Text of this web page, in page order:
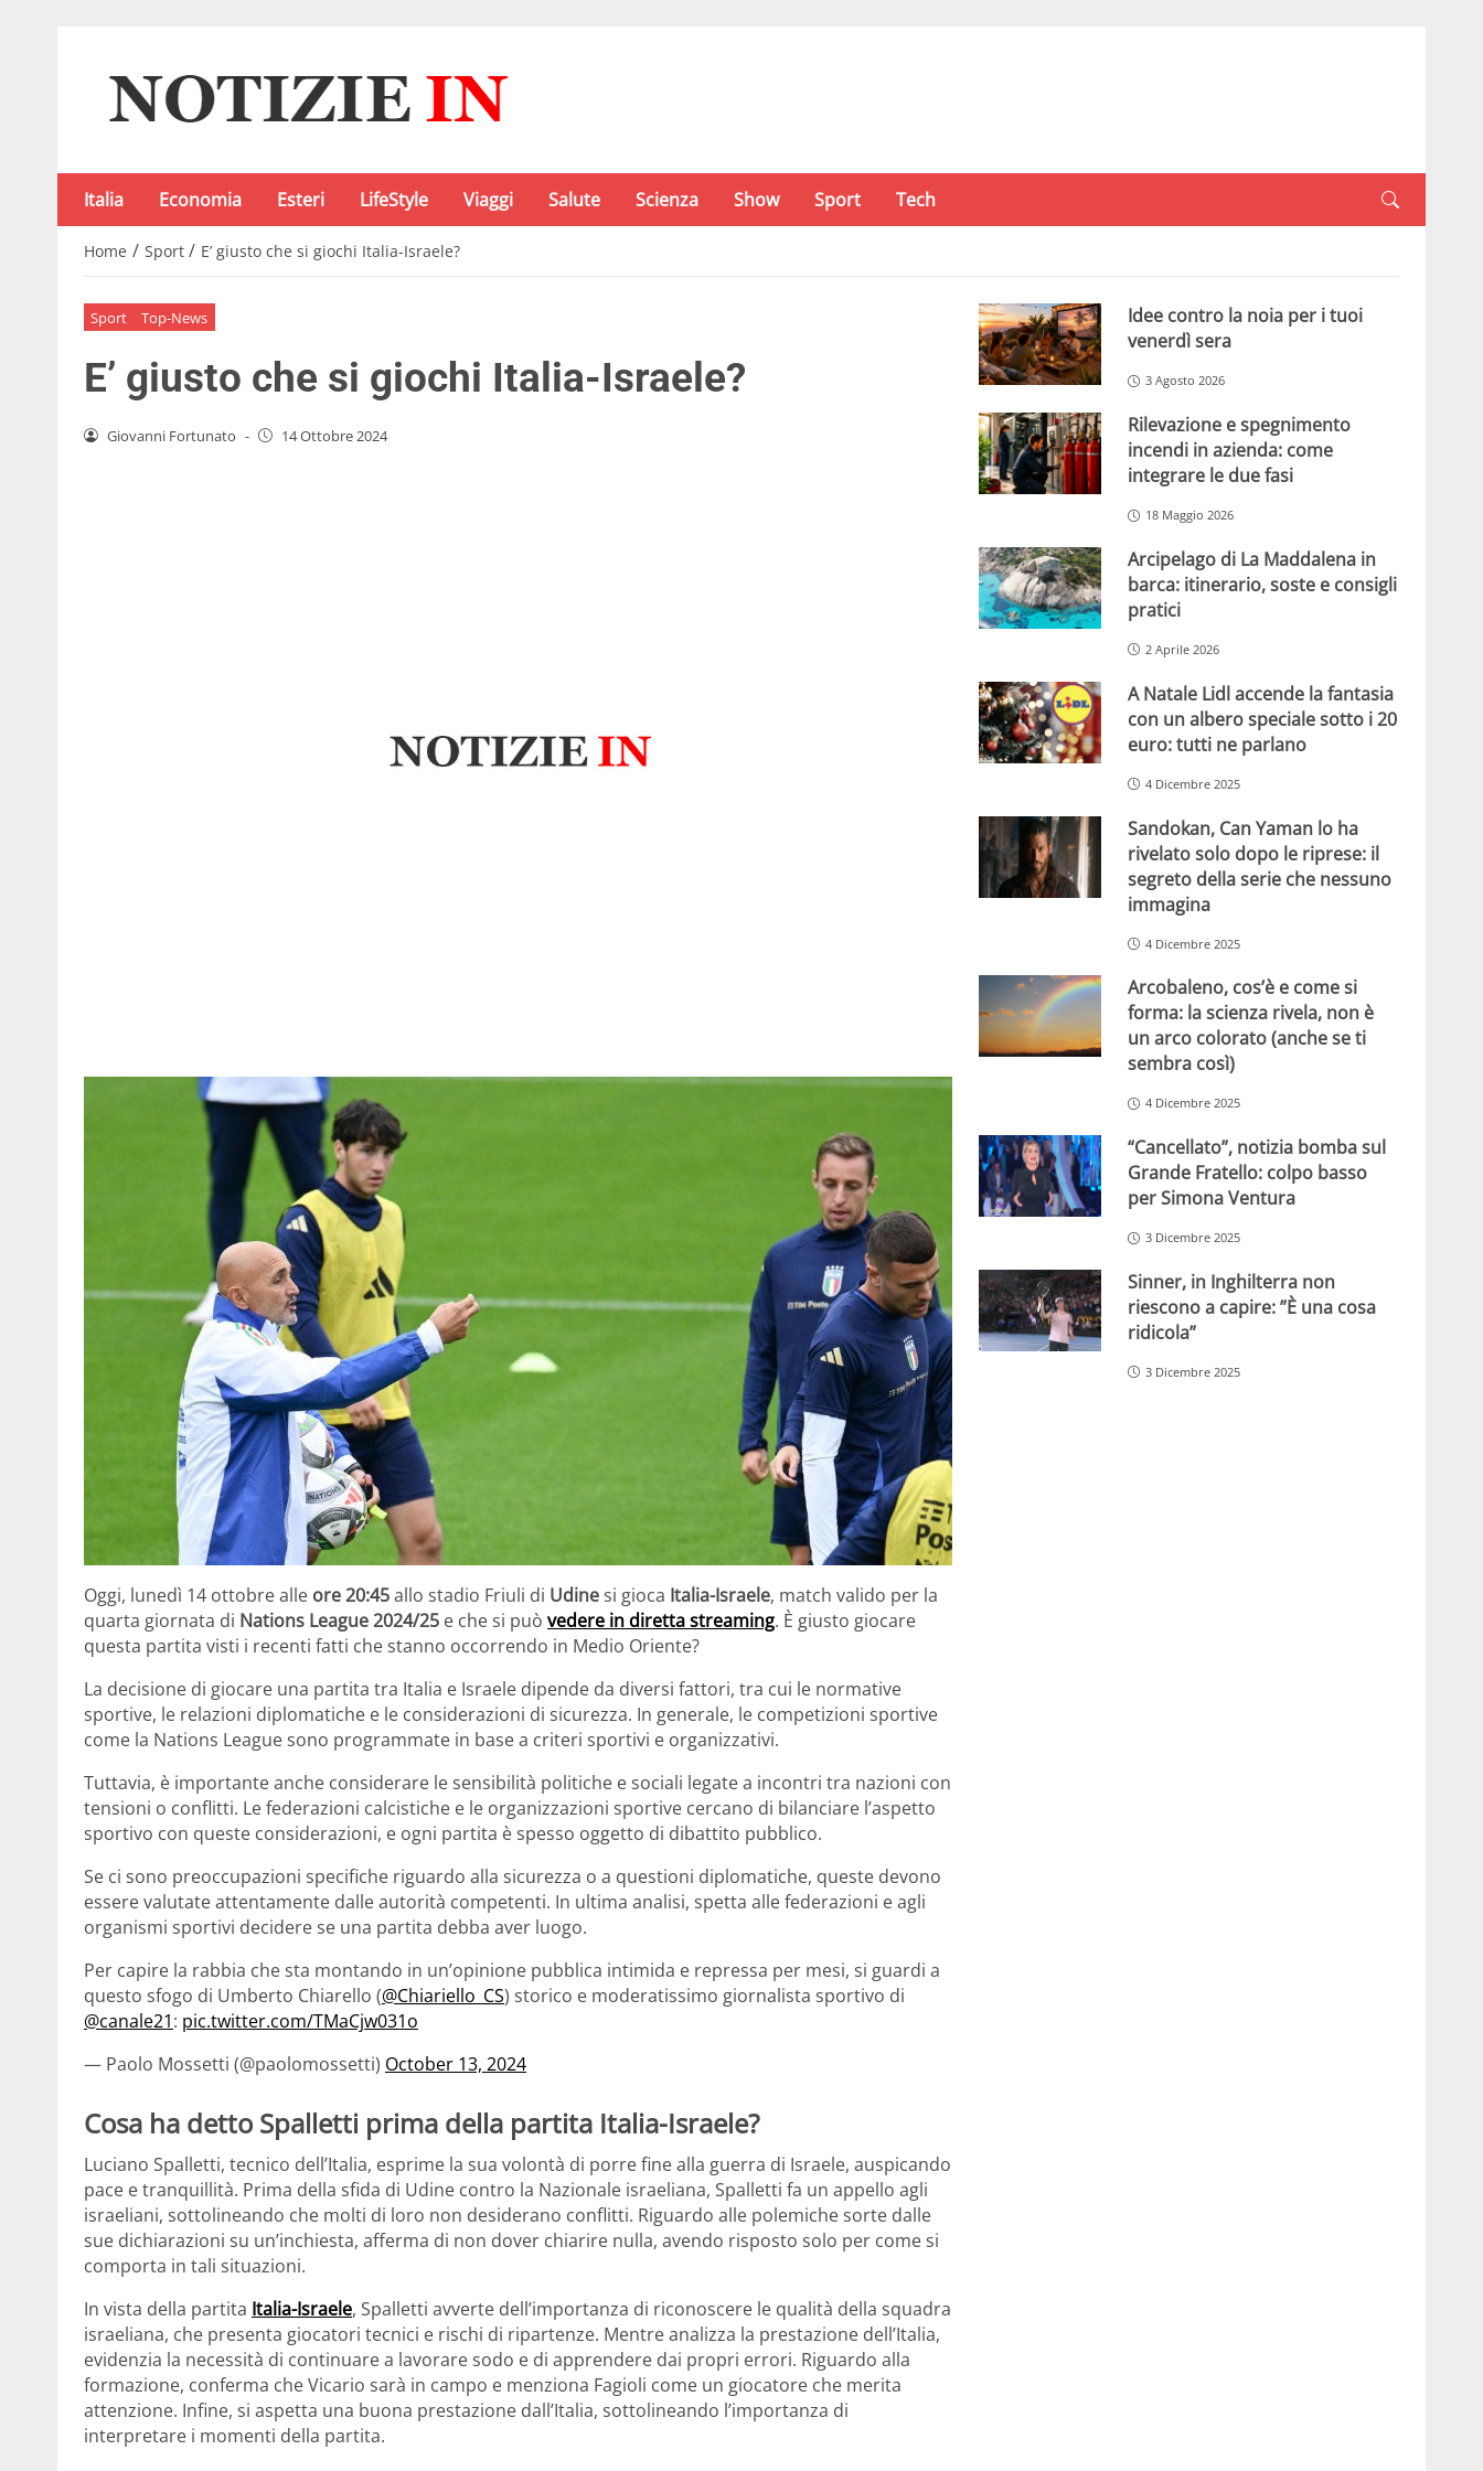
Italia Economia Esteri LifeStyle Viaggi Salute Scienza Show Sport Tech
Home / Sport / E’ giusto che si giochi Italia-Israele?
Sport Top-News
E’ giusto che si giochi Italia-Israele?
Giovanni Fortunato - 14 Ottobre 2024
Oggi, lunedì 14 ottobre alle ore 20:45allo stadio Friuli di Udinesi gioca Italia-Israele, match valido per la
quarta giornata di Nations League 2024/25 e che si può vedere in diretta streaming. È giusto giocare
questa partita visti i recenti fatti che stanno occorrendo in Medio Oriente?
La decisione di giocare una partita tra Italia e Israele dipende da diversi fattori, tra cui le normative
sportive, le relazioni diplomatiche e le considerazioni di sicurezza. In generale, le competizioni sportive
come la Nations League sono programmate in base a criteri sportivi e organizzativi.
Tuttavia, è importante anche considerare le sensibilità politiche e sociali legate a incontri tra nazioni con
tensioni o conflitti. Le federazioni calcistiche e le organizzazioni sportive cercano di bilanciare l’aspetto
sportivo con queste considerazioni, e ogni partita è spesso oggetto di dibattito pubblico.
Se ci sono preoccupazioni specifiche riguardo alla sicurezza o a questioni diplomatiche, queste devono
essere valutate attentamente dalle autorità competenti. In ultima analisi, spetta alle federazioni e agli
organismi sportivi decidere se una partita debba aver luogo.
Per capire la rabbia che sta montando in un’opinione pubblica intimida e repressa per mesi, si guardi a
questo sfogo di Umberto Chiarello (@Chiariello_CS) storico e moderatissimo giornalista sportivo di
@canale21: pic.twitter.com/TMaCjw031o
— Paolo Mossetti (@paolomossetti) October 13, 2024
Cosa ha detto Spalletti prima della partita Italia-Israele?
Luciano Spalletti, tecnico dell’Italia, esprime la sua volontà di porre fine alla guerra di Israele, auspicando
pace e tranquillità. Prima della sfida di Udine contro la Nazionale israeliana, Spalletti fa un appello agli
israeliani, sottolineando che molti di loro non desiderano conflitti. Riguardo alle polemiche sorte dalle
sue dichiarazioni su un’inchiesta, afferma di non dover chiarire nulla, avendo risposto solo per come si
comporta in tali situazioni.
In vista della partita Italia-Israele, Spalletti avverte dell’importanza di riconoscere le qualità della squadra
israeliana, che presenta giocatori tecnici e rischi di ripartenze. Mentre analizza la prestazione dell’Italia,
evidenzia la necessità di continuare a lavorare sodo e di apprendere dai propri errori. Riguardo alla
formazione, conferma che Vicario sarà in campo e menziona Fagioli come un giocatore che merita
attenzione. Infine, si aspetta una buona prestazione dall’Italia, sottolineando l’importanza di
interpretare i momenti della partita.
Idee contro la noia per i tuoi
venerdì sera
3 Agosto 2026
Rilevazione e spegnimento
incendi in azienda: come
integrare le due fasi
18 Maggio 2026
Arcipelago di La Maddalena in
barca: itinerario, soste e consigli
pratici
2 Aprile 2026
A Natale Lidl accende la fantasia
con un albero speciale sotto i 20
euro: tutti ne parlano
4 Dicembre 2025
Sandokan, Can Yaman lo ha
rivelato solo dopo le riprese: il
segreto della serie che nessuno
immagina
4 Dicembre 2025
Arcobaleno, cos’è e come si
forma: la scienza rivela, non è
un arco colorato (anche se ti
sembra così)
4 Dicembre 2025
“Cancellato”, notizia bomba sul
Grande Fratello: colpo basso
per Simona Ventura
3 Dicembre 2025
Sinner, in Inghilterra non
riescono a capire: ”È una cosa
ridicola”
3 Dicembre 2025